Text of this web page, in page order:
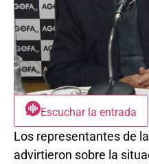
Escuchar la entrada
Los representantes de
advirtieron sobre la